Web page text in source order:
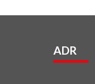
ADR